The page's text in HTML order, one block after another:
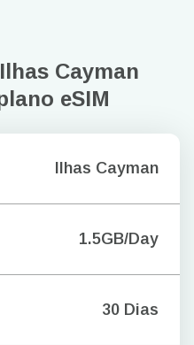
Cayman
eSIM
Ilhas Cayman
1.5GB/Day
30 Dias